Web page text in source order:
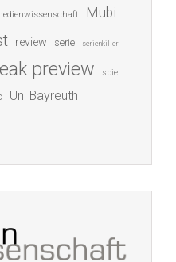
Mubi
review serie serienkiller
preview spiel
Uni Bayreuth